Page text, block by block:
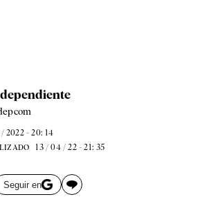
2022 - 20: 14
13 / 04 / 22 - 21: 35
Seguir en